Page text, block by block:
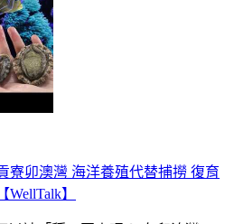
寮卯澳灣 海洋養殖代替捕撈 復育
】